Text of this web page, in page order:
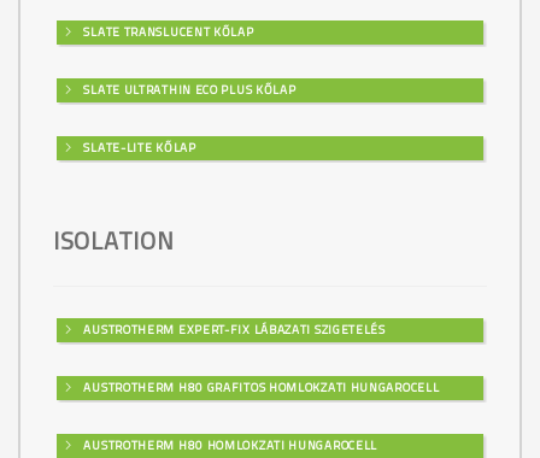
SLATE TRANSLUCENT KŐLAP
SLATE ULTRATHIN ECO PLUS KŐLAP
SLATE-LITE KŐLAP
ISOLATION
AUSTROTHERM EXPERT-FIX LÁBAZATI SZIGETELÉS
AUSTROTHERM H80 GRAFITOS HOMLOKZATI HUNGAROCELL
AUSTROTHERM H80 HOMLOKZATI HUNGAROCELL